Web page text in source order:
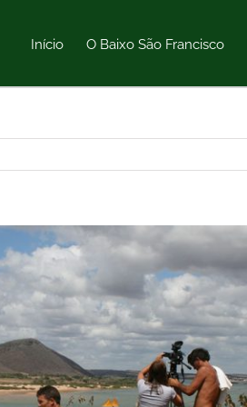
Início O Baixo São Francisco